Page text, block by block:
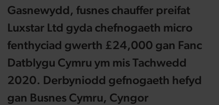
Gasnewydd, fusnes chauffer preifat
Luxstar Ltd gyda chefnogaeth micro
fenthyciad gwerth £24,000 gan Fanc
Datblygu Cymru ym mis Tachwedd
2020. Derbyniodd gefnogaeth hefyd
gan Busnes Cymru, Cyngor